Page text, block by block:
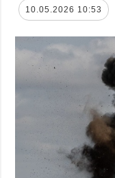
10.05.2026 10:53